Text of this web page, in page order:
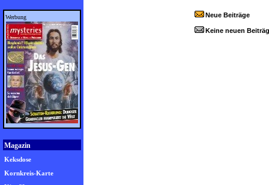
Werbung
Magazin
Keksdose
Kornkreis-Karte
Neue Beiträge
Keine neuen